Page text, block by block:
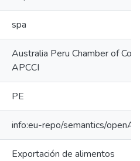
spa
Australia Peru Chamber of
APCCI
PE
info:eu-repo/semantics/
Exportación de alimentos